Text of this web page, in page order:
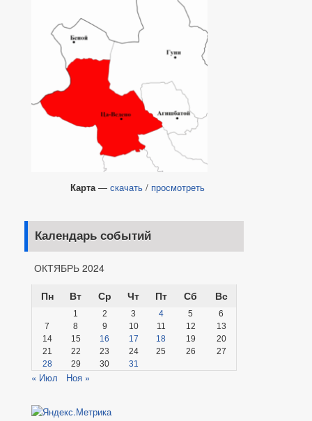
Карта — скачать / просмотреть
Календарь событий
ОКТЯБРЬ 2024
Пн
Вт Ср Чт Пт Сб Вс
1 2 3 4 5
6
7
8 9 10 11 12
13
14
15 16 17 18 19
20
21
22 23 24 25 26
27
28
29 30 31
« Июл Ноя »